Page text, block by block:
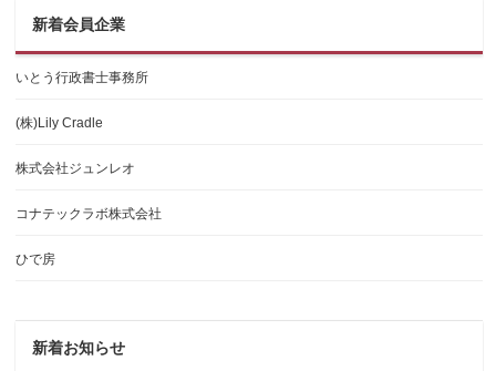
新着会員企業
いとう行政書士事務所
(株)Lily Cradle
株式会社ジュンレオ
コナテックラボ株式会社
ひで房
新着お知らせ